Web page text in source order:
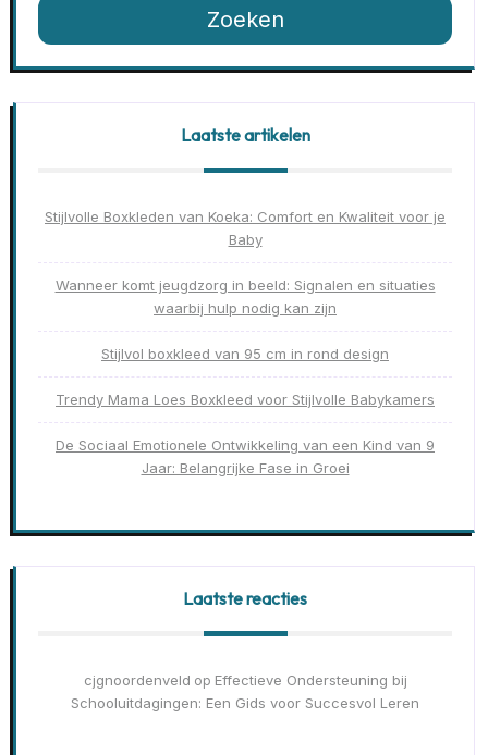
Zoeken
Laatste artikelen
Stijlvolle Boxkleden van Koeka: Comfort en Kwaliteit voor je
Baby
Wanneer komt jeugdzorg in beeld: Signalen en situaties
waarbij hulp nodig kan zijn
Stijlvol boxkleed van 95 cm in rond design
Trendy Mama Loes Boxkleed voor Stijlvolle Babykamers
De Sociaal Emotionele Ontwikkeling van een Kind van 9
Jaar: Belangrijke Fase in Groei
Laatste reacties
cjgnoordenveld op Effectieve Ondersteuning bij
Schooluitdagingen: Een Gids voor Succesvol Leren